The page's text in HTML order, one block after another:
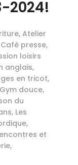
2024!
, Atelier
Café presse,
loisirs
anglais,
en tricot,
Gym douce,
du
, Les
,
et
,